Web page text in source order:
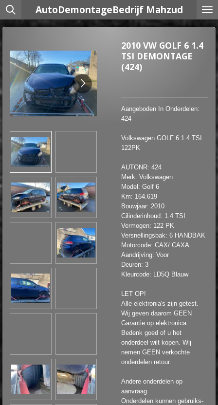
Ga
direct
naar
AutoDemontageBedrijf Mahzud
2010 VW GOLF 6 1.4
TSI DEMONTAGE
(424)
Aangeboden In Onderdelen:
424
Volkswagen GOLF 6 1.4 TSI
122PK
AUTONR: 424
Merk: Volkswagen
Model: Golf 6
Km: 164.619
Bouwjaar: 2010
Cilinderinhoud: 1.4 TSI
Vermogen: 122 PK
Versnellingsbak: 6 HANDBAK
Motorcode: CAX/ CAXA
Aandrijving: Voor
Deuren: 3
Kleurcode: LD5Q Blauw
LET OP!
Alle elektronia's zijn getest.
Wij geven daarom GEEN
Garantie op elektronica.
Bedenk goed of u het
onderdeel wilt kopen. Wij
nemen GEEN verkochte
onderdelen retour.
Andere onderdelen op
aanvraag
Onderdelen kunnen gebruiks-